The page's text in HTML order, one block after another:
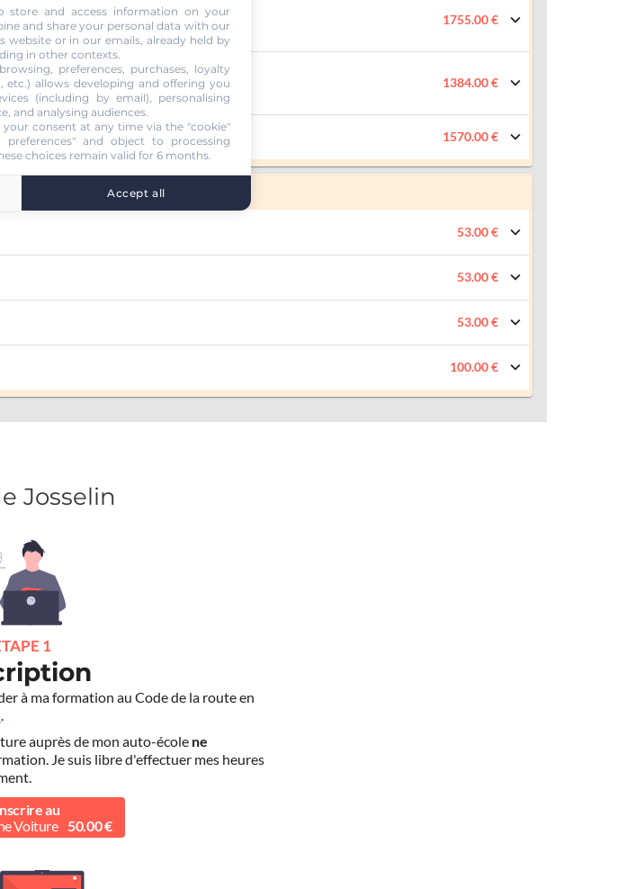
1755.00 €
1384.00 €
1570.00 €
53.00 €
53.00 €
53.00 €
100.00 €
Josselin
1
à ma formation au Code de la route en
.
auprès de mon auto-école ne
Je suis libre d'effectuer mes heures
au
Voiture 50.00 €
store and access information on your
and share your personal data with our
website or in our emails, already held by
in other contexts.
preferences, purchases, loyalty
etc.) allows developing and offering you
(including by email), personalising
and analysing audiences.
consent at any time via the "cookie"
and object to processing
choices remain valid for 6 months.
Accept all